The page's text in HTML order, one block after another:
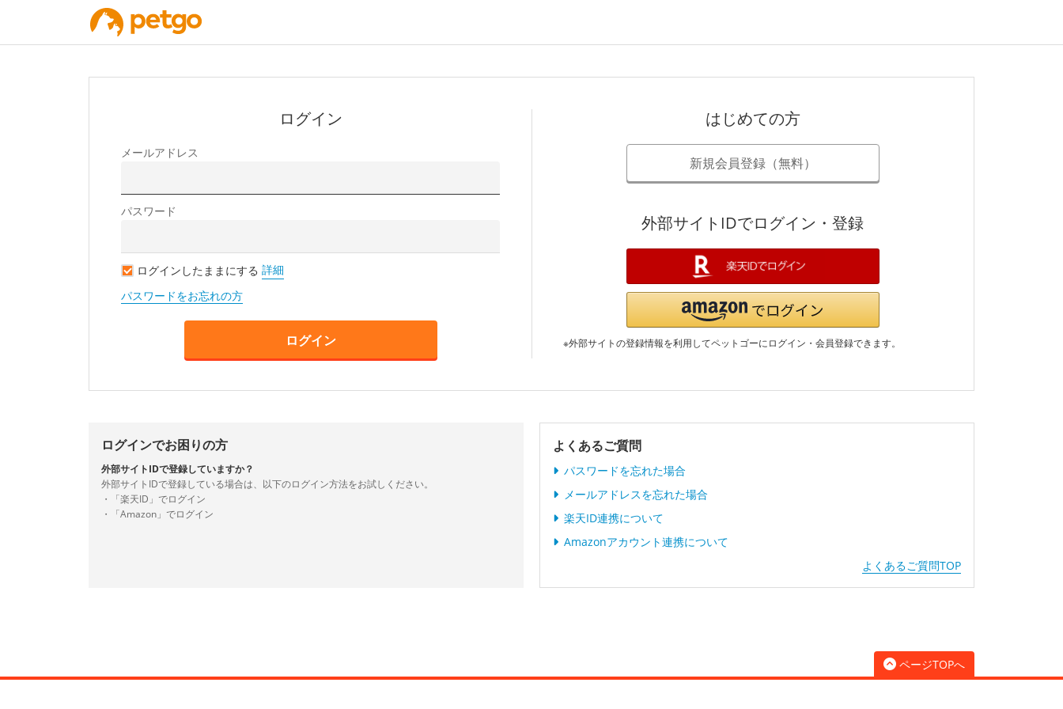
ログイン
メールアドレス
パスワード
ログインしたままにする 詳細
パスワードをお忘れの方
ログイン
はじめての方
新規会員登録（無料）
外部サイトIDでログイン・登録
※外部サイトの登録情報を利用してペットゴーにログイン・会員登録できます。
ログインでお困りの方
外部サイトIDで登録していますか？
外部サイトIDで登録している場合は、以下のログイン方法をお試しください。
・「楽天ID」でログイン
・「Amazon」でログイン
よくあるご質問
パスワードを忘れた場合
メールアドレスを忘れた場合
楽天ID連携について
Amazonアカウント連携について
よくあるご質問TOP
ページTOPへ